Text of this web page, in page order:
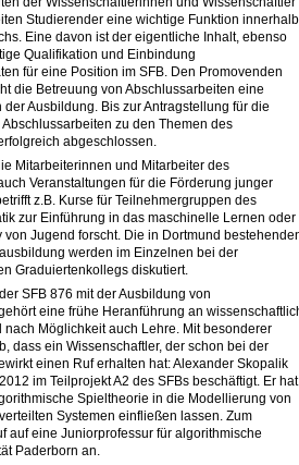
Studierender eine wichtige Funktion innerhalb
Eine davon ist der eigentliche Inhalt, ebenso
Qualifikation und Einbindung
für eine Position im SFB. Den Promovenden
die Betreuung von Abschlussarbeiten eine
Ausbildung. Bis zur Antragstellung für die
zu den Themen des
abgeschlossen.
Mitarbeiterinnen und Mitarbeiter des
Veranstaltungen für die Förderung junger
z.B. Kurse für Teilnehmergruppen des
zur Einführung in das maschinelle Lernen oder
von Jugend forscht. Die in Dortmund
werden im Einzelnen bei der
Graduiertenkollegs diskutiert.
SFB 876 mit der Ausbildung von
eine frühe Heranführung an
Möglichkeit auch Lehre. Mit besonderer
dass ein Wissenschaftler, der schon bei der
einen Ruf erhalten hat: Alexander Skopalik
im Teilprojekt A2 des SFBs beschäftigt. Er hat
Spieltheorie in die Modellierung von
Systemen einfließen lassen. Zum
auf eine Juniorprofessur für algorithmische
Paderborn an.